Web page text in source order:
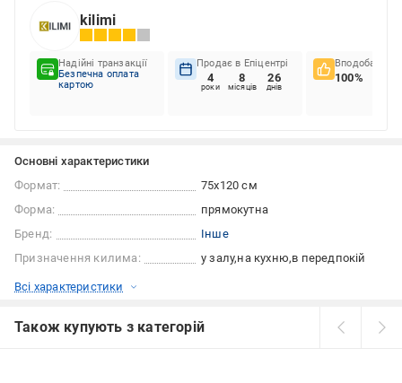
kilimi
Надійні транзакції
Безпечна оплата
картою
Продає в Епіцентрі
4
роки
8
місяців
26
днів
Вподобання
100%
Основні характеристики
Формат:
75x120 см
Форма:
прямокутна
Бренд:
Інше
Призначення килима:
у залу на кухню в передпокій
Всі характеристики
Також купують з категорій